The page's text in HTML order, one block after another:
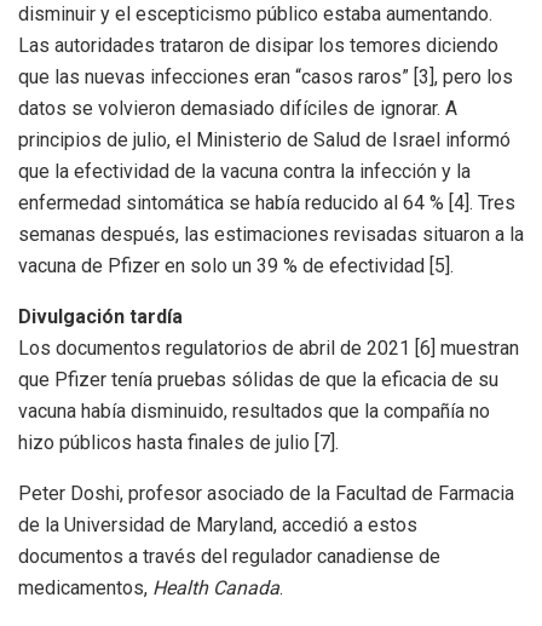
disminuir y el escepticismo público estaba aumentando.
Las autoridades trataron de disipar los temores diciendo
que las nuevas infecciones eran “casos raros” [3], pero los
datos se volvieron demasiado difíciles de ignorar. A
principios de julio, el Ministerio de Salud de Israel informó
que la efectividad de la vacuna contra la infección y la
enfermedad sintomática se había reducido al 64 % [4]. Tres
semanas después, las estimaciones revisadas situaron a la
vacuna de Pfizer en solo un 39 % de efectividad [5].
Divulgación tardía
Los documentos regulatorios de abril de 2021 [6] muestran
que Pfizer tenía pruebas sólidas de que la eficacia de su
vacuna había disminuido, resultados que la compañía no
hizo públicos hasta finales de julio [7].
Peter Doshi, profesor asociado de la Facultad de Farmacia
de la Universidad de Maryland, accedió a estos
documentos a través del regulador canadiense de
medicamentos, Health Canada.